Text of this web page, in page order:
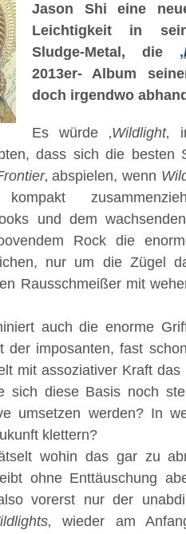
Jason Shi eine
Leichtigkeit in
Sludge-Metal, die ‚
2013er- Album
doch irgendwo
Es würde ‚Wildlight‚
dass sich die besten
‚ abspielen, wenn
und dem
Rock die
nur um die Zügel
Rausschmeißer mit
auch die enorme
der imposanten, fast
mit assoziativer Kraft
sich diese Basis noch
umsetzen werden? In
klettern?
wohin das gar zu
ohne Enttäuschung
vorerst nur der
‚ wieder am